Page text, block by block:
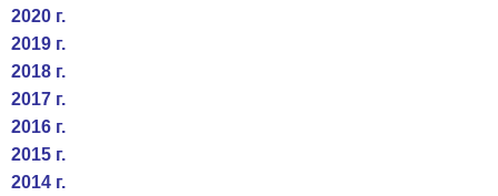
2020 г.
2019 г.
2018 г.
2017 г.
2016 г.
2015 г.
2014 г.